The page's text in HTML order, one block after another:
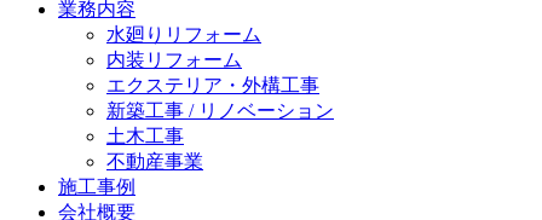
業務内容
水廻りリフォーム
内装リフォーム
エクステリア・外構工事
新築工事 / リノベーション
土木工事
不動産事業
施工事例
会社概要